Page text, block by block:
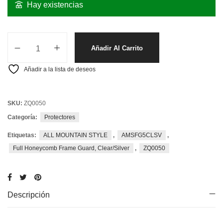
Hay existencias
Añadir Al Carrito
Añadir a la lista de deseos
SKU: ZQ0050
Categoría:
Protectores
Etiquetas: ALL MOUNTAIN STYLE , AMSFG5CLSV
,
Full Honeycomb Frame Guard, Clear/Silver
, ZQ0050
Descripción